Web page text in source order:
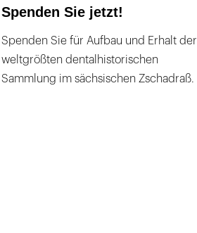
Spenden Sie jetzt!
Spenden Sie für Aufbau und Erhalt der
weltgrößten dentalhistorischen
Sammlung im sächsischen Zschadraß.